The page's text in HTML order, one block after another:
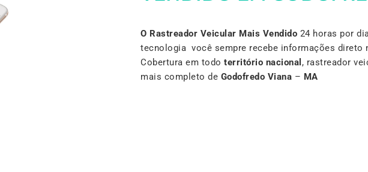
O Rastreador Veicular Mais Vendido 24 horas por
tecnologia você sempre recebe informações direto
Cobertura em todo território nacional , rastreador
mais completo de Godofredo Viana – MA